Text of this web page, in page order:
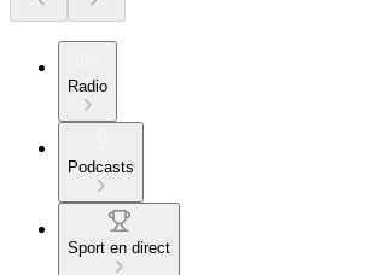
Radio
Podcasts
Sport en direct